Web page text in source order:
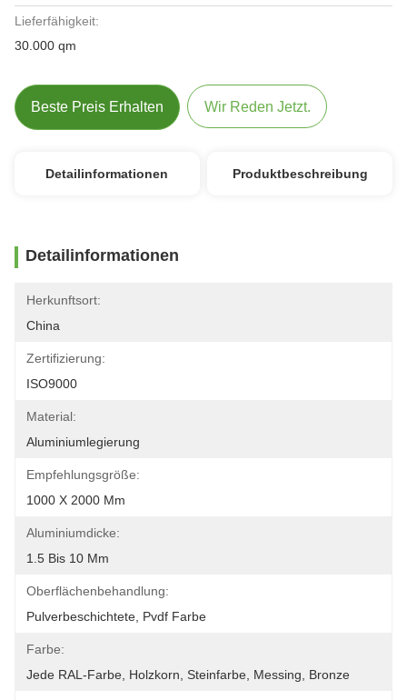
Lieferfähigkeit:
30.000 qm
Beste Preis Erhalten Wir Reden Jetzt.
Detailinformationen Produktbeschreibung
Detailinformationen
Herkunftsort:
China
Zertifizierung:
ISO9000
Material:
Aluminiumlegierung
Empfehlungsgröße:
1000 X 2000 Mm
Aluminiumdicke:
1.5 Bis 10 Mm
Oberflächenbehandlung:
Pulverbeschichtete, Pvdf Farbe
Farbe:
Jede RAL-Farbe, Holzkorn, Steinfarbe, Messing, Bronze